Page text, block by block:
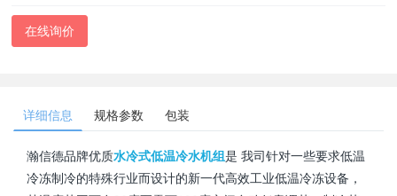
在线询价
详细信息 规格参数 包装
瀚信德品牌优质水冷式低温冷水机组是 我司针对一些要求低温
冷冻制冷的特殊行业而设计的新一代高效工业低温冷冻设备，